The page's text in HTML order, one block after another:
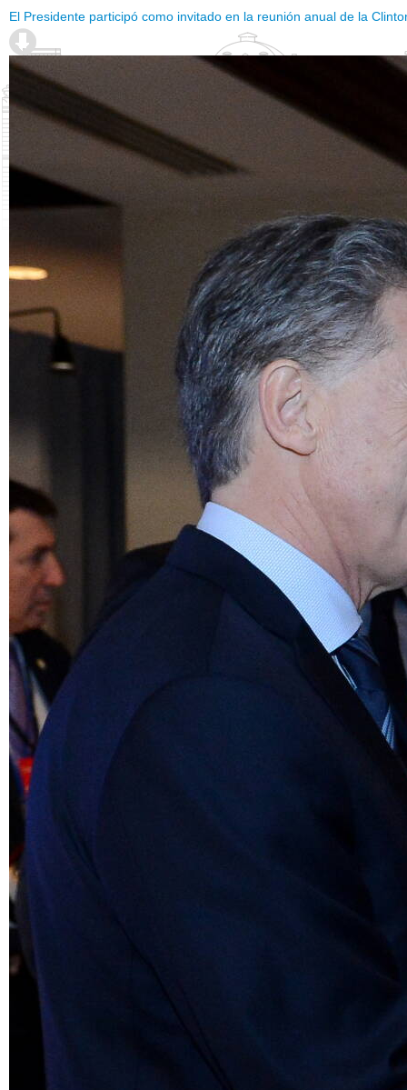
El Presidente participó como invitado en la reunión anual de la